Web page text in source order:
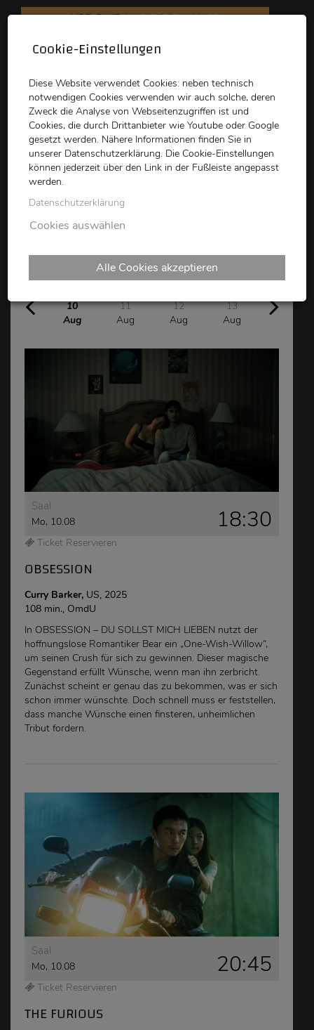
VOD CLUBKINO FÜR ZUHAUSE
schikaneder
Top Kino
schikaneder CLUB
10
Aug
11
Aug
12
Aug
13
Aug
14
Saal
Mo, 10.08 18:30
Ticket Reservieren
OBSESSION
Curry Barker, US, 2025
108 min., OmdU
In OBSESSION – DU SOLLST MICH LIEBEN nutzt der
hoffnungslose Romantiker Bear ein „One-Wish-Willow“,
um seinen Crush für sich zu gewinnen. Dieser magische
Gegenstand erfüllt Wünsche, wenn man ihn zerbricht.
Zunächst scheint er genau das zu bekommen, was er sich
schon immer wünschte. Doch schnell muss er feststellen,
dass manche Wünsche einen finsteren, unheimlichen
Tribut fordern.
Saal
Mo, 10.08 20:45
Ticket Reservieren
THE FURIOUS
Cookie-Einstellungen
Diese Website verwendet Cookies: neben technisch
notwendigen Cookies verwenden wir auch solche, deren
Zweck die Analyse von Webseitenzugriffen ist und
Cookies, die durch Drittanbieter wie Youtube oder Google
gesetzt werden. Nähere Informationen finden Sie in
unserer Datenschutzerklärung. Die Cookie-Einstellungen
können jederzeit über den Link in der Fußleiste angepasst
werden.
Datenschutzerklärung
Cookies auswählen
Alle Cookies akzeptieren